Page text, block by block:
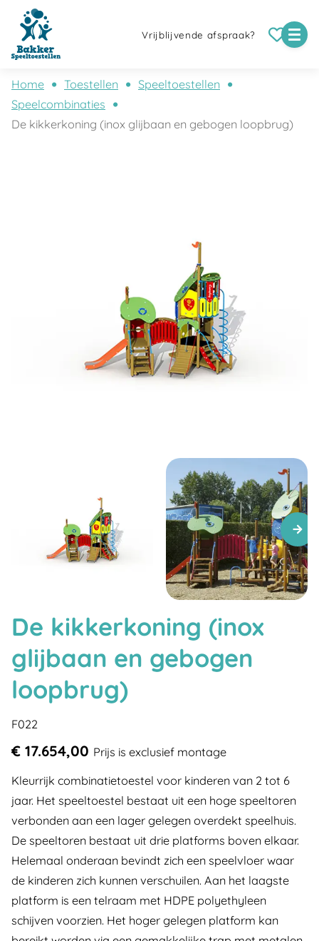
Vrijblijvende afspraak?
Home Toestellen
Speeltoestellen
Speelcombinaties
De kikkerkoning (inox glijbaan en gebogen loopbrug)
De kikkerkoning (inox
glijbaan en gebogen
loopbrug)
F022
€ 17.654,00 Prijs is exclusief montage
Kleurrijk combinatietoestel voor kinderen van 2 tot 6
jaar. Het speeltoestel bestaat uit een hoge speeltoren
verbonden aan een lager gelegen overdekt speelhuis.
De speeltoren bestaat uit drie platforms boven elkaar.
Helemaal onderaan bevindt zich een speelvloer waar
de kinderen zich kunnen verschuilen. Aan het laagste
platform is een telraam met HDPE polyethyleen
schijven voorzien. Het hoger gelegen platform kan